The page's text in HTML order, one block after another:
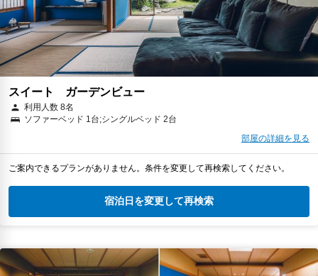
スイート ガーデンビュー
利用人数 8名
ソファーベッド 1台;シングルベッド 2台
部屋の詳細を見る
ご案内できるプランがありません。条件を変更して再検索してください。
宿泊日を変更して再検索